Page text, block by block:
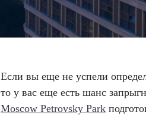
Если вы еще не успели
то у вас еще есть шанс
Moscow Petrovsky Park